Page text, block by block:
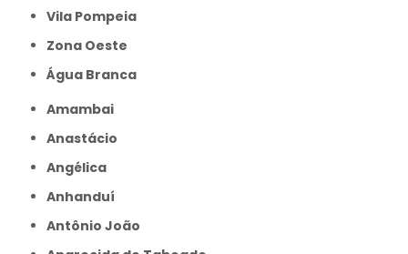
Vila Pompeia
Zona Oeste
Água Branca
Amambai
Anastácio
Angélica
Anhanduí
Antônio João